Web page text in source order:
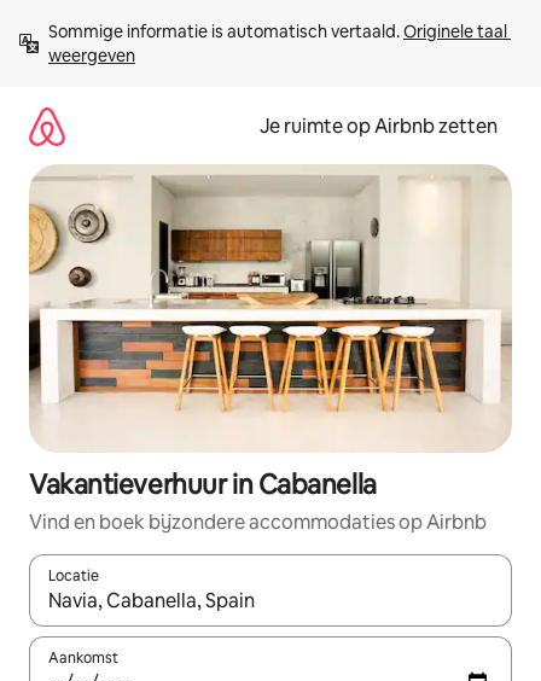
direct
naar
Sommige informatie is automatisch vertaald. Originele taal
weergeven
Je ruimte op Airbnb zetten
Vakantieverhuur in Cabanella
Vind en boek bijzondere accommodaties op Airbnb
Locatie
Wanneer er suggesties beschikbaar zijn, maak je een keuze
Aankomst